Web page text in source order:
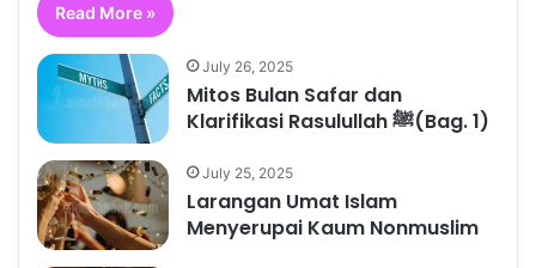
Read More »
July 26, 2025
Mitos Bulan Safar dan
Klarifikasi Rasulullah ﷺ(Bag. 1)
July 25, 2025
Larangan Umat Islam
Menyerupai Kaum Nonmuslim